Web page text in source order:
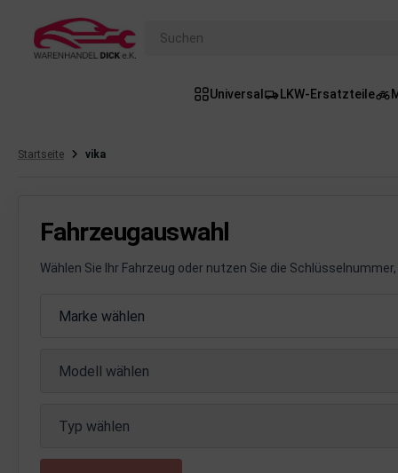
Suchen
Universal LKW-Ersatzteile
Startseite vika
Fahrzeugauswahl
Wählen Sie Ihr Fahrzeug oder nutzen Sie die
Marke wählen
Modell wählen
Typ wählen
Anbauteile
Produkte